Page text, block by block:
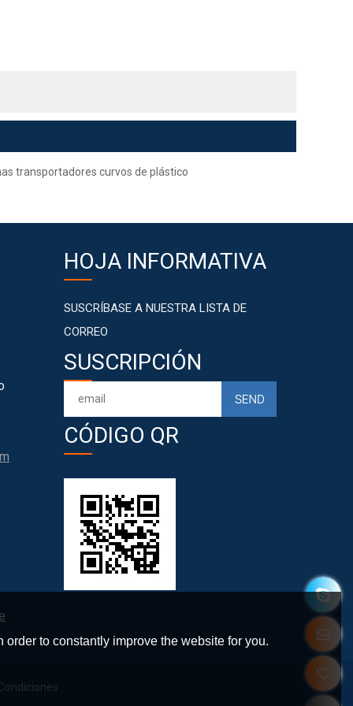
transportadores curvos de plástico
HOJA INFORMATIVA
SUSCRÍBASE A NUESTRA LISTA DE
CORREO
SUSCRIPCIÓN
CÓDIGO QR
to constantly improve the website for you.